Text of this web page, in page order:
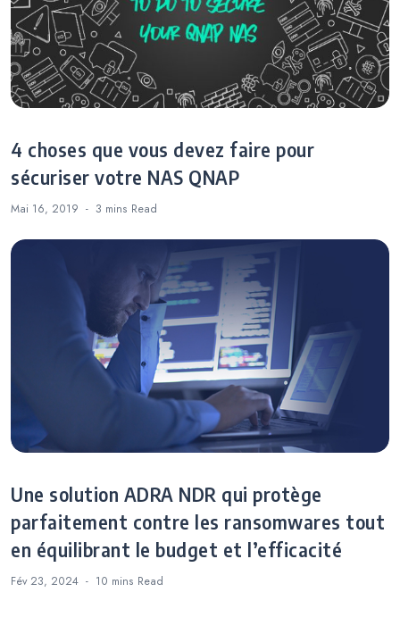
4 choses que vous devez faire pour
sécuriser votre NAS QNAP
Mai 16, 2019 3 mins Read
Une solution ADRA NDR qui protège
parfaitement contre les ransomwares tout
en équilibrant le budget et l’efficacité
Fév 23, 2024 10 mins Read